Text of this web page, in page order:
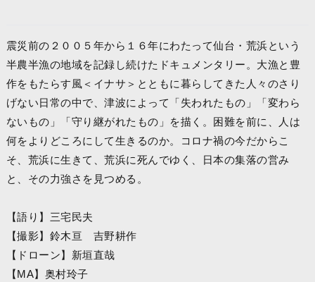
震災前の２００５年から１６年にわたって仙台・荒浜という
半農半漁の地域を記録し続けたドキュメンタリー。大漁と豊
作をもたらす風＜イナサ＞とともに暮らしてきた人々のさり
げない日常の中で、津波によって「失われたもの」「変わら
ないもの」「守り継がれたもの」を描く。困難を前に、人は
何をよりどころにして生きるのか。コロナ禍の今だからこ
そ、荒浜に生きて、荒浜に死んでゆく、日本の集落の営み
と、その力強さを見つめる。
【語り】三宅民夫
【撮影】鈴木亘 吉野耕作
【ドローン】新垣直哉
【MA】奥村玲子